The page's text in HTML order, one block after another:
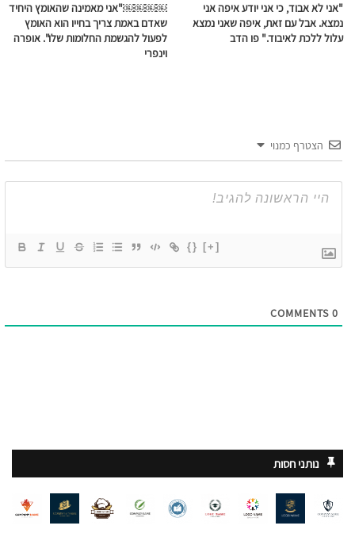
"אני לא אבוד, כי אני יודע איפה אני
נמצא. אבל עם זאת, איפה שאני נמצא
עלול ללכת לאיבוד." פו הדב
￼￼￼￼"אני מאמינה שהאומץ היחיד
שאדם באמת צריך בחייו הוא האומץ
לפעול להגשמת החלומות שלו". אופרה
וינפרי
הצטרף כמנוי
{} [+]
0
נותני חסות